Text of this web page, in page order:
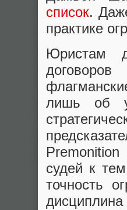
список.
практике
Юристам
лишь об
судей к
точность
дисциплина